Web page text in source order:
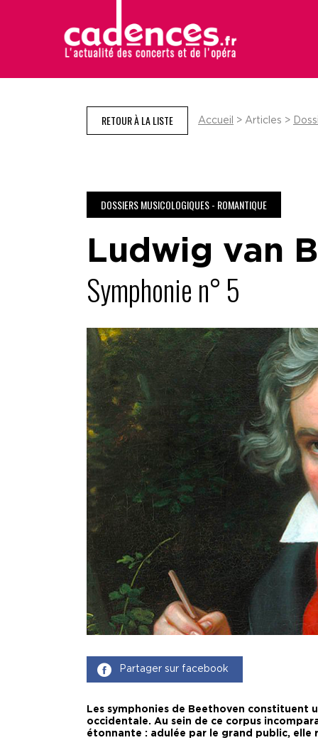
RETOUR À LA LISTE Accueil > Articles >
DOSSIERS MUSICOLOGIQUES - ROMANTIQUE
Ludwig van
Symphonie n° 5
Partager sur facebook
Les symphonies de Beethoven constituent
occidentale. Au sein de ce corpus
étonnante : adulée par le grand public,